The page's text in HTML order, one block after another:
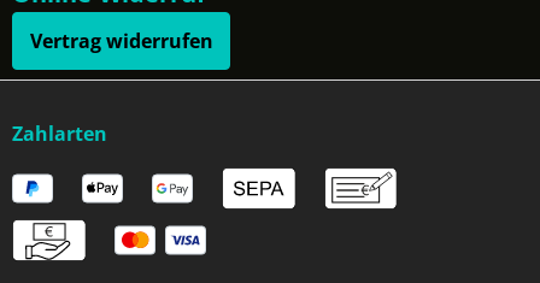
Vertrag widerrufen
Zahlarten